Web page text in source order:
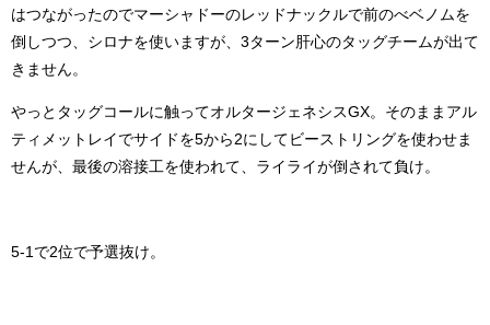
はつながったのでマーシャドーのレッドナックルで前のべベノムを
倒しつつ、シロナを使いますが、3ターン肝心のタッグチームが出て
きません。
やっとタッグコールに触ってオルタージェネシスGX。そのままアル
ティメットレイでサイドを5から2にしてビーストリングを使わせま
せんが、最後の溶接工を使われて、ライライが倒されて負け。
5-1で2位で予選抜け。